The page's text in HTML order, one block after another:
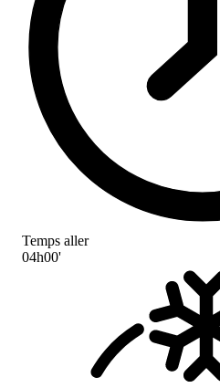
Temps aller
04h00'